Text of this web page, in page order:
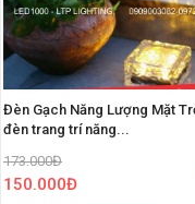
Đèn Gạch Năng Lượng Mặt
đèn trang trí năng...
173.000Đ
150.000Đ